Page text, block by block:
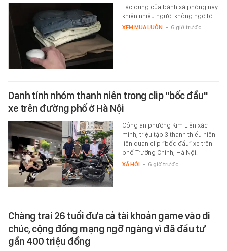
Tác dụng của bánh xà phòng này
khiến nhiều người không ngờ tới.
XEM MUA LUÔN - 6 giờ trước
Danh tính nhóm thanh niên trong clip "bốc đầu"
xe trên đường phố ở Hà Nội
Công an phường Kim Liên xác
minh, triệu tập 3 thanh thiếu niên
liên quan clip “bốc đầu” xe trên
phố Trường Chinh, Hà Nội.
XÃ HỘI - 6 giờ trước
Chàng trai 26 tuổi đưa cả tài khoản game vào di
chúc, cộng đồng mạng ngỡ ngàng vì đã đầu tư
gần 400 triệu đồng